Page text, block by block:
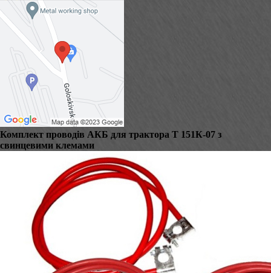
Комплект проводів АКБ для трактора Т 151К-07 з
свинцевими клемами